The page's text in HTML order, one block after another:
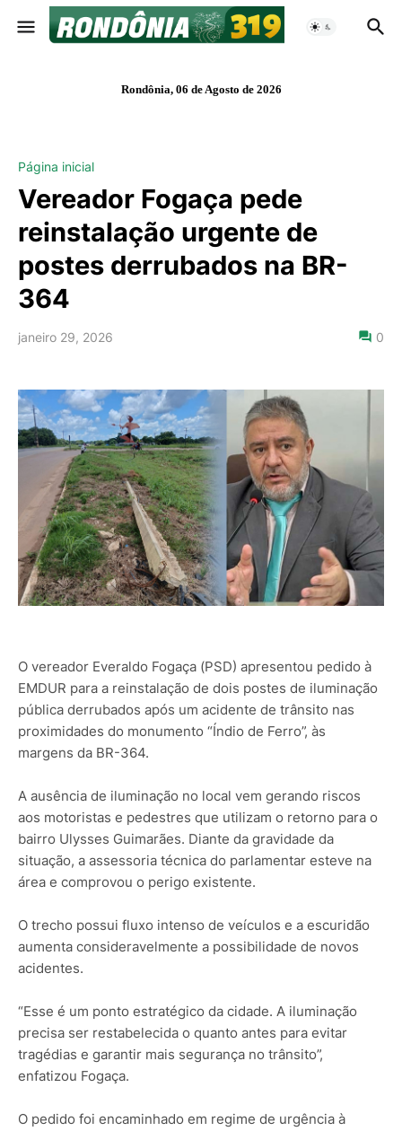
Rondônia, 06 de Agosto de 2026
Página inicial
Vereador Fogaça pede
reinstalação urgente de
postes derrubados na BR-
364
janeiro 29, 2026 0
O vereador Everaldo Fogaça (PSD) apresentou pedido à
EMDUR para a reinstalação de dois postes de iluminação
pública derrubados após um acidente de trânsito nas
proximidades do monumento “Índio de Ferro”, às
margens da BR-364.
A ausência de iluminação no local vem gerando riscos
aos motoristas e pedestres que utilizam o retorno para o
bairro Ulysses Guimarães. Diante da gravidade da
situação, a assessoria técnica do parlamentar esteve na
área e comprovou o perigo existente.
O trecho possui fluxo intenso de veículos e a escuridão
aumenta consideravelmente a possibilidade de novos
acidentes.
“Esse é um ponto estratégico da cidade. A iluminação
precisa ser restabelecida o quanto antes para evitar
tragédias e garantir mais segurança no trânsito”,
enfatizou Fogaça.
O pedido foi encaminhado em regime de urgência à